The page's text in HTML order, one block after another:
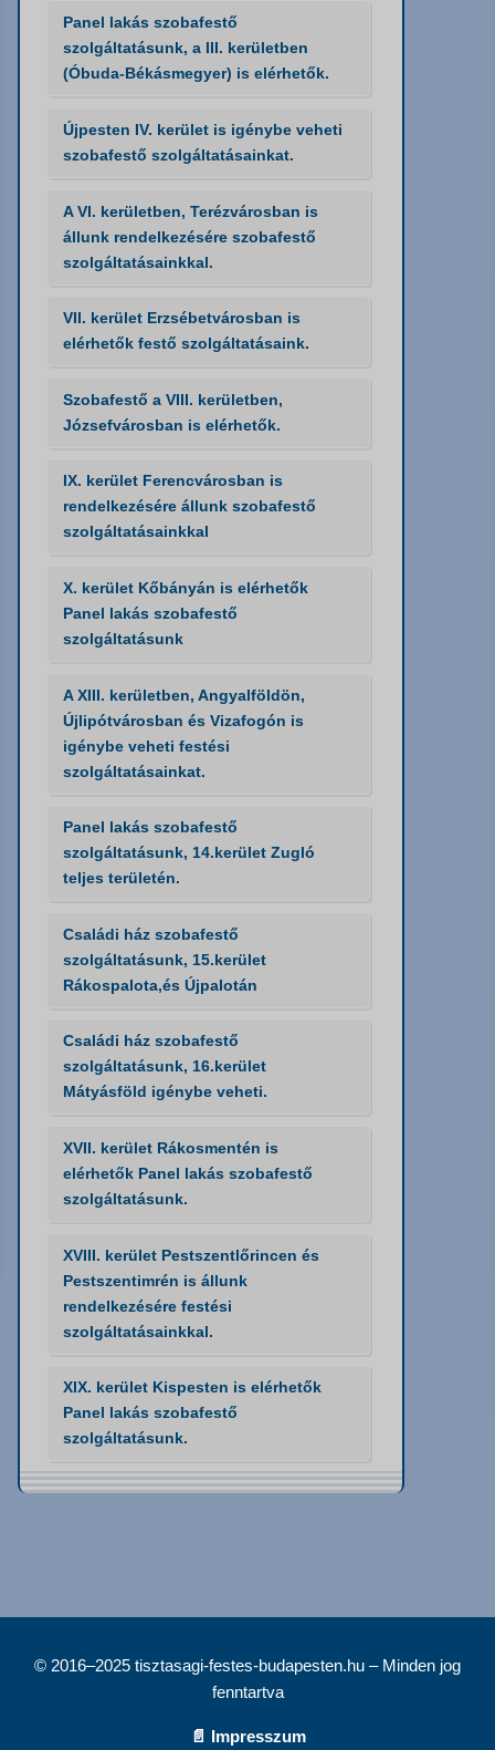
Panel lakás szobafestő
szolgáltatásunk, a III. kerületben
(Óbuda-Békásmegyer) is elérhetők.
Újpesten IV. kerület is igénybe veheti
szobafestő szolgáltatásainkat.
A VI. kerületben, Terézvárosban is
állunk rendelkezésére szobafestő
szolgáltatásainkkal.
VII. kerület Erzsébetvárosban is
elérhetők festő szolgáltatásaink.
Szobafestő a VIII. kerületben,
Józsefvárosban is elérhetők.
IX. kerület Ferencvárosban is
rendelkezésére állunk szobafestő
szolgáltatásainkkal
X. kerület Kőbányán is elérhetők
Panel lakás szobafestő
szolgáltatásunk
A XIII. kerületben, Angyalföldön,
Újlipótvárosban és Vizafogón is
igénybe veheti festési
szolgáltatásainkat.
Panel lakás szobafestő
szolgáltatásunk, 14.kerület Zugló
teljes területén.
Családi ház szobafestő
szolgáltatásunk, 15.kerület
Rákospalota,és Újpalotán
Családi ház szobafestő
szolgáltatásunk, 16.kerület
Mátyásföld igénybe veheti.
XVII. kerület Rákosmentén is
elérhetők Panel lakás szobafestő
szolgáltatásunk.
XVIII. kerület Pestszentlőrincen és
Pestszentimrén is állunk
rendelkezésére festési
szolgáltatásainkkal.
XIX. kerület Kispesten is elérhetők
Panel lakás szobafestő
szolgáltatásunk.
© 2016–2025 tisztasagi-festes-budapesten.hu – Minden jog
fenntartva
📄 Impresszum